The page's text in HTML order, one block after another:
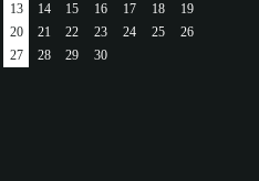
13
14 15 16 17 18
19
20
21 22 23 24 25
26
27
28 29 30